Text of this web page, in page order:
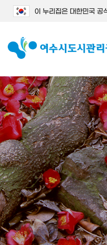
이 누리집은 대한민국 공